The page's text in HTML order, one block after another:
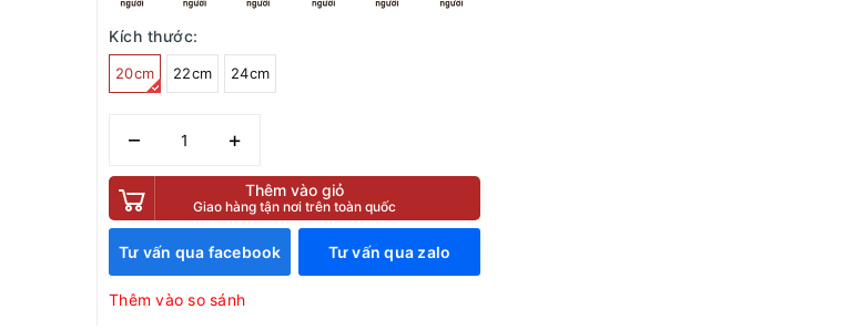
Kích thước:
20cm 22cm 24cm
– +
Thêm vào giỏ
Giao hàng tận nơi trên toàn quốc
Tư vấn qua facebook Tư vấn qua zalo
Thêm vào so sánh